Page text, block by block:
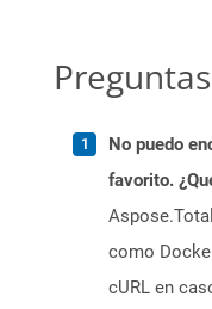
No puedo
favorito.
como
cURL en